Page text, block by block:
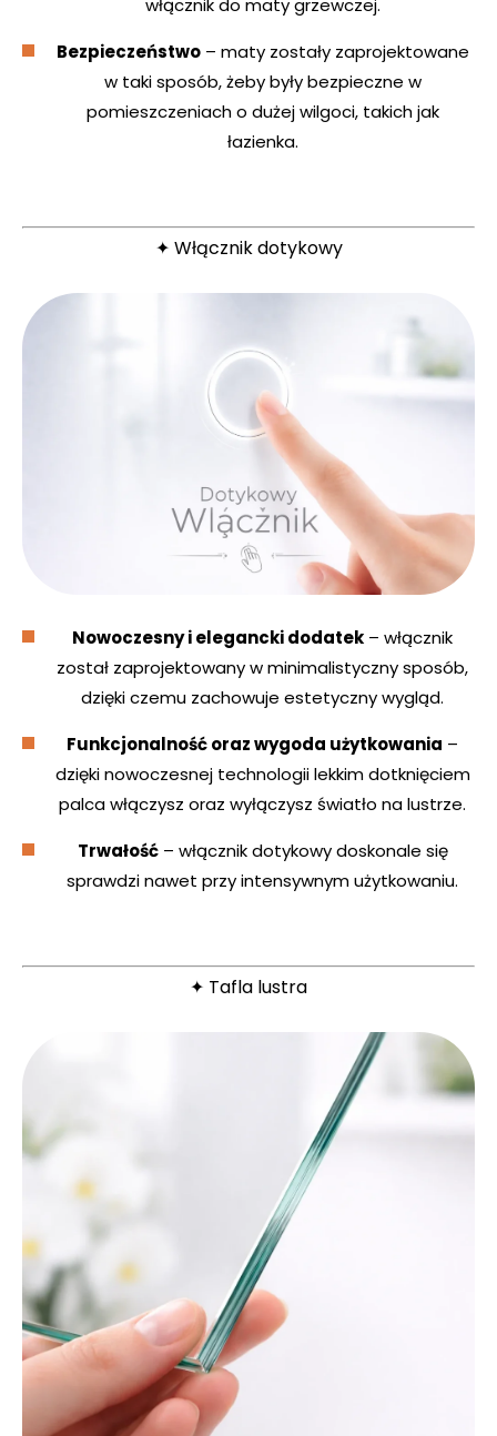
włącznik do maty grzewczej.
Bezpieczeństwo– maty zostały zaprojektowane
w taki sposób, żeby były bezpieczne w
pomieszczeniach o dużej wilgoci, takich jak
łazienka.
✦ Włącznik dotykowy
Nowoczesny i elegancki dodatek – włącznik
został zaprojektowany w minimalistyczny sposób,
dzięki czemu zachowuje estetyczny wygląd.
Funkcjonalność oraz wygoda użytkowania –
dzięki nowoczesnej technologii lekkim dotknięciem
palca włączysz oraz wyłączysz światło na lustrze.
Trwałość– włącznik dotykowy doskonale się
sprawdzi nawet przy intensywnym użytkowaniu.
✦ Tafla lustra